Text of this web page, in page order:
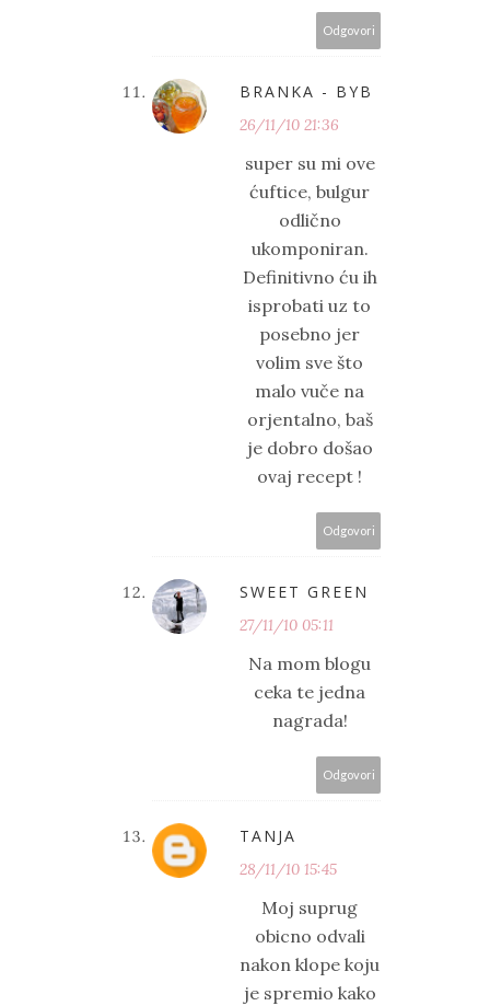
Odgovori
BRANKA - BYB
26/11/10 21:36
super su mi ove
ćuftice, bulgur
odlično
ukomponiran.
Definitivno ću ih
isprobati uz to
posebno jer
volim sve što
malo vuče na
orjentalno, baš
je dobro došao
ovaj recept !
Odgovori
SWEET GREEN
27/11/10 05:11
Na mom blogu
ceka te jedna
nagrada!
Odgovori
TANJA
28/11/10 15:45
Moj suprug
obicno odvali
nakon klope koju
je spremio kako